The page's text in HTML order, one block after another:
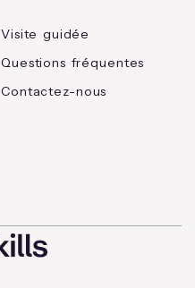
Visite guidée
Questions fréquentes